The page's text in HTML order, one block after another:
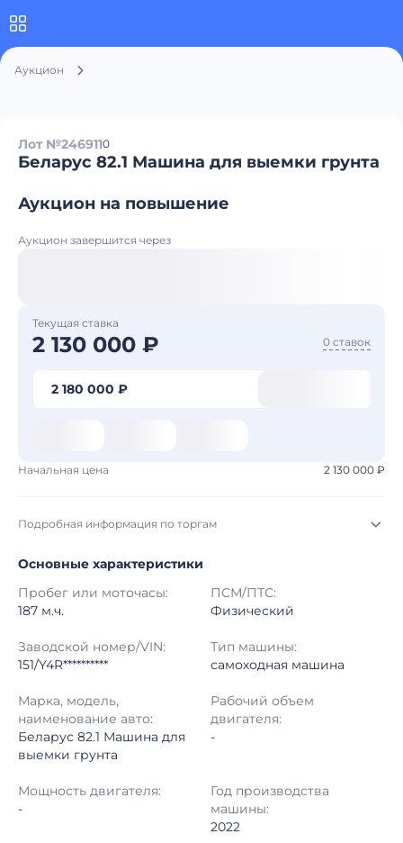
Аукцион
Лот №2469110
Беларус 82.1 Машина для выемки грунта
Аукцион на повышение
Аукцион завершится через
Текущая ставка
2 130 000 ₽ 0 ставок
2 180 000 ₽
Начальная цена 2 130 000 ₽
Подробная информация по торгам
Начало торгов: 03.08.2026, 10:18 МСК
Конец торгов: 10.08.2026, 10:18 МСК
Тип аукциона: Открытые торги
Шаг торгов: 50 000 ₽
Кол-во ставок:
Регион: Волгоградская Область
Основные характеристики
Пробег или моточасы:
187 м.ч.
ПСМ/ПТС:
Физический
Заводской номер/VIN:
151/Y4R**********
Тип машины:
самоходная машина
Марка, модель,
наименование авто:
Беларус 82.1 Машина для
выемки грунта
Рабочий объем
двигателя:
-
Мощность двигателя:
-
Год производства
машины:
2022